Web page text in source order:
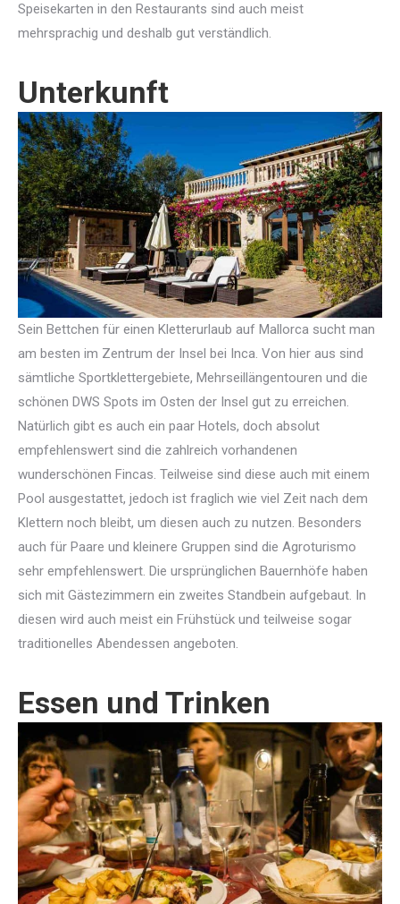
Speisekarten in den Restaurants sind auch meist
mehrsprachig und deshalb gut verständlich.
Unterkunft
Sein Bettchen für einen Kletterurlaub auf Mallorca sucht man
am besten im Zentrum der Insel bei Inca. Von hier aus sind
sämtliche Sportklettergebiete, Mehrseillängentouren und die
schönen DWS Spots im Osten der Insel gut zu erreichen.
Natürlich gibt es auch ein paar Hotels, doch absolut
empfehlenswert sind die zahlreich vorhandenen
wunderschönen Fincas. Teilweise sind diese auch mit einem
Pool ausgestattet, jedoch ist fraglich wie viel Zeit nach dem
Klettern noch bleibt, um diesen auch zu nutzen. Besonders
auch für Paare und kleinere Gruppen sind die Agroturismo
sehr empfehlenswert. Die ursprünglichen Bauernhöfe haben
sich mit Gästezimmern ein zweites Standbein aufgebaut. In
diesen wird auch meist ein Frühstück und teilweise sogar
traditionelles Abendessen angeboten.
Essen und Trinken